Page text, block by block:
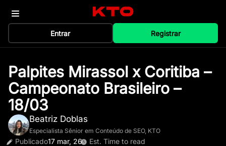
Entrar Registrar
Palpites Mirassol x Coritiba –
Campeonato Brasileiro –
18/03
Beatriz Doblas
Especialista Sênior em Conteúdo de SEO, KTO
Publicado17 mar, 26
Est. Time to read